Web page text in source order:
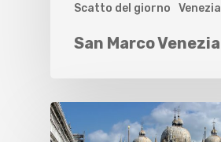
Scatto del giorno Venezia
San Marco Venezia